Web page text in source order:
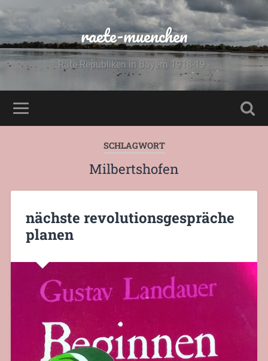
raete-muenchen
Räte-Republiken in Bayern 1918-19 -
SCHLAGWORT
Milbertshofen
nächste revolutionsgespräche
planen